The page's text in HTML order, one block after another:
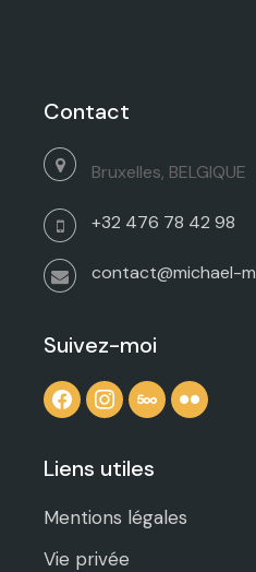
Contact
Bruxelles, BELGIQUE
+32 476 78 42 98
contact@michael-
Suivez-moi
facebookinstagram
500pxflickr
Liens utiles
Mentions légales
Vie privée